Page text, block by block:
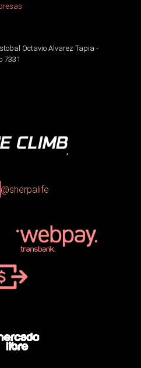
Octavio Alvarez Tapia -
7331
@sherpalife